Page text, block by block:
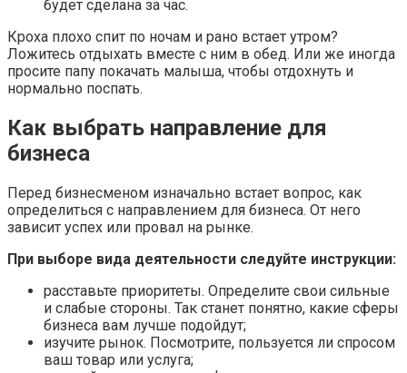
будет сделана за час.
Кроха плохо спит по ночам и рано встает утром?
Ложитесь отдыхать вместе с ним в обед. Или же иногда
просите папу покачать малыша, чтобы отдохнуть и
нормально поспать.
Как выбрать направление для
бизнеса
Перед бизнесменом изначально встает вопрос, как
определиться с направлением для бизнеса. От него
зависит успех или провал на рынке.
При выборе вида деятельности следуйте инструкции:
расставьте приоритеты. Определите свои сильные
и слабые стороны. Так станет понятно, какие сферы
бизнеса вам лучше подойдут;
изучите рынок. Посмотрите, пользуется ли спросом
ваш товар или услуга;